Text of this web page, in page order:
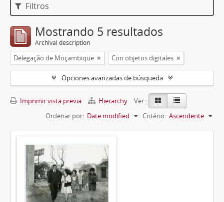
Filtros
Mostrando 5 resultados
Archival description
Delegação de Moçambique Con objetos digitales
Opciones avanzadas de búsqueda
Imprimir vista previa Hierarchy
Ver :
Ordenar por: Date modified Critério: Ascendente